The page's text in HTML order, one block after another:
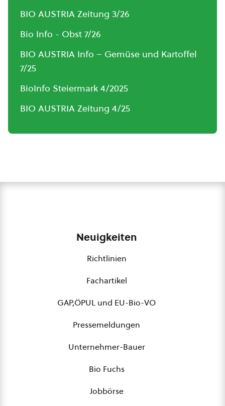
BIO AUSTRIA Zeitung 3/26
Bio Info - Obst 7/26
BIO AUSTRIA Info – Gemüse und Kartoffel
7/25
BioInfo Steiermark 4/2025
BIO AUSTRIA Zeitung 4/25
Neuigkeiten
Richtlinien
Fachartikel
GAP,ÖPUL und EU-Bio-VO
Pressemeldungen
Unternehmer-Bauer
Bio Fuchs
Jobbörse